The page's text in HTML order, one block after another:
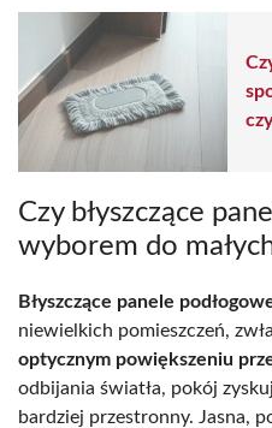
Czy błyszczące
wyborem do
Błyszczące panele
niewielkich pomieszczeń,
optycznym powiększeniu
odbijania światła, pokój
bardziej przestronny. Jasna,